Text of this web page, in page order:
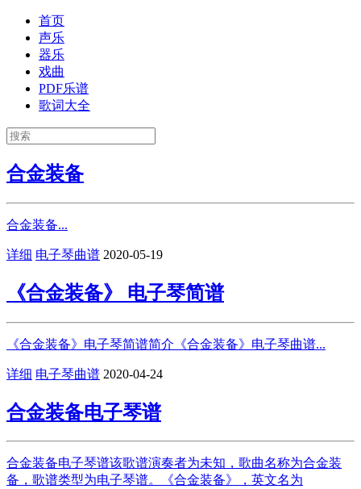
首页
声乐
器乐
戏曲
PDF乐谱
歌词大全
合金装备
合金装备...
详细 电子琴曲谱 2020-05-19
《合金装备》 电子琴简谱
《合金装备》电子琴简谱简介《合金装备》电子琴曲谱...
详细 电子琴曲谱 2020-04-24
合金装备电子琴谱
合金装备电子琴谱该歌谱演奏者为未知，歌曲名称为合金装
备，歌谱类型为电子琴谱。《合金装备》，英文名为